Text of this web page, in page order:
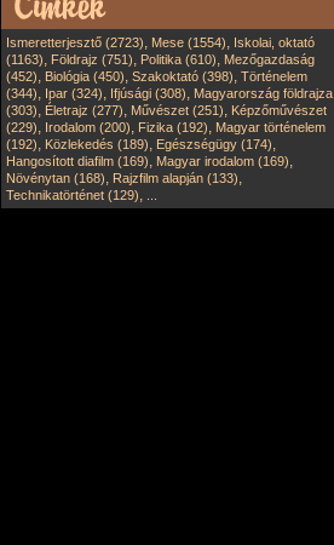
Ismeretterjesztő (2723), Mese (1554), Iskolai, oktató
(1163), Földrajz (751), Politika (610), Mezőgazdaság
(452), Biológia (450), Szakoktató (398), Történelem
(344), Ipar (324), Ifjúsági (308), Magyarország földrajza
(303), Életrajz (277), Művészet (251), Képzőművészet
(229), Irodalom (200), Fizika (192), Magyar történelem
(192), Közlekedés (189), Egészségügy (174),
Hangosított diafilm (169), Magyar irodalom (169),
Növénytan (168), Rajzfilm alapján (133),
Technikatörténet (129),